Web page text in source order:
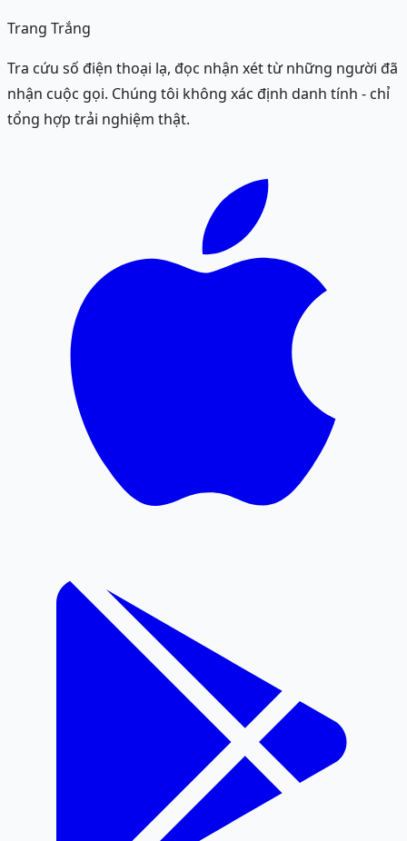
Trang Trắng
Tra cứu số điện thoại lạ, đọc nhận xét từ những người đã
nhận cuộc gọi. Chúng tôi không xác định danh tính - chỉ
tổng hợp trải nghiệm thật.